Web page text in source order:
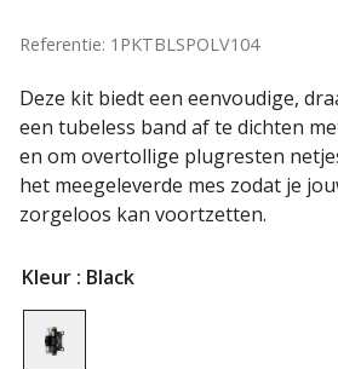
Referentie: 1PKTBLSPOLV104
Deze kit biedt een eenvoudige,
een ​​tubeless band af te dichten
en om overtollige plugresten
het meegeleverde mes zodat je
zorgeloos kan voortzetten.
Kleur : Black